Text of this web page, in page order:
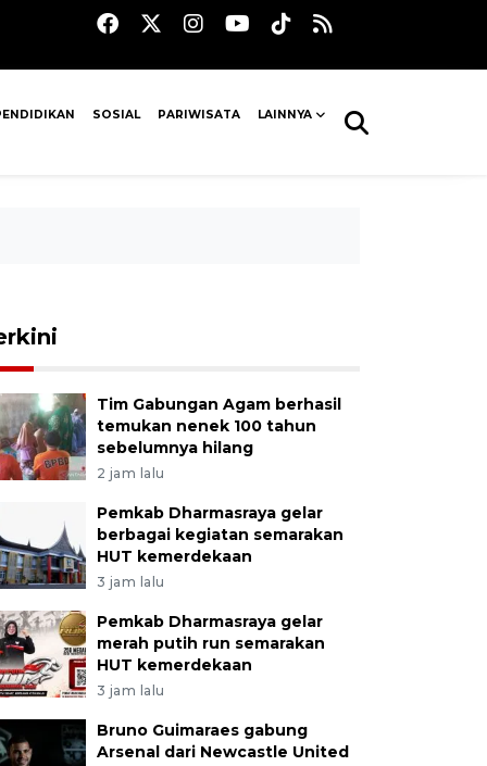
SOSIAL PARIWISATA LAINNYA
Tim Gabungan Agam berhasil
temukan nenek 100 tahun
sebelumnya hilang
2 jam lalu
Pemkab Dharmasraya gelar
berbagai kegiatan semarakan
HUT kemerdekaan
3 jam lalu
Pemkab Dharmasraya gelar
merah putih run semarakan
HUT kemerdekaan
3 jam lalu
Bruno Guimaraes gabung
Arsenal dari Newcastle United